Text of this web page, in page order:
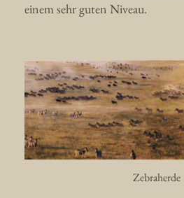
einem sehr guten Niveau.
Zebraherde